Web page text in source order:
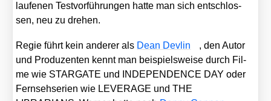
lau­fe­nen Test­vor­füh­run­gen hat­te man sich ent­schlos­
sen, neu zu dre­hen.
Regie führt kein ande­rer als Dean Dev­lin
, den Autor
und Pro­du­zen­ten kennt man bei­spiels­wei­se durch Fil­
me wie STARGATE und INDEPENDENCE DAY oder
Fern­seh­se­ri­en wie LEVERAGE und THE